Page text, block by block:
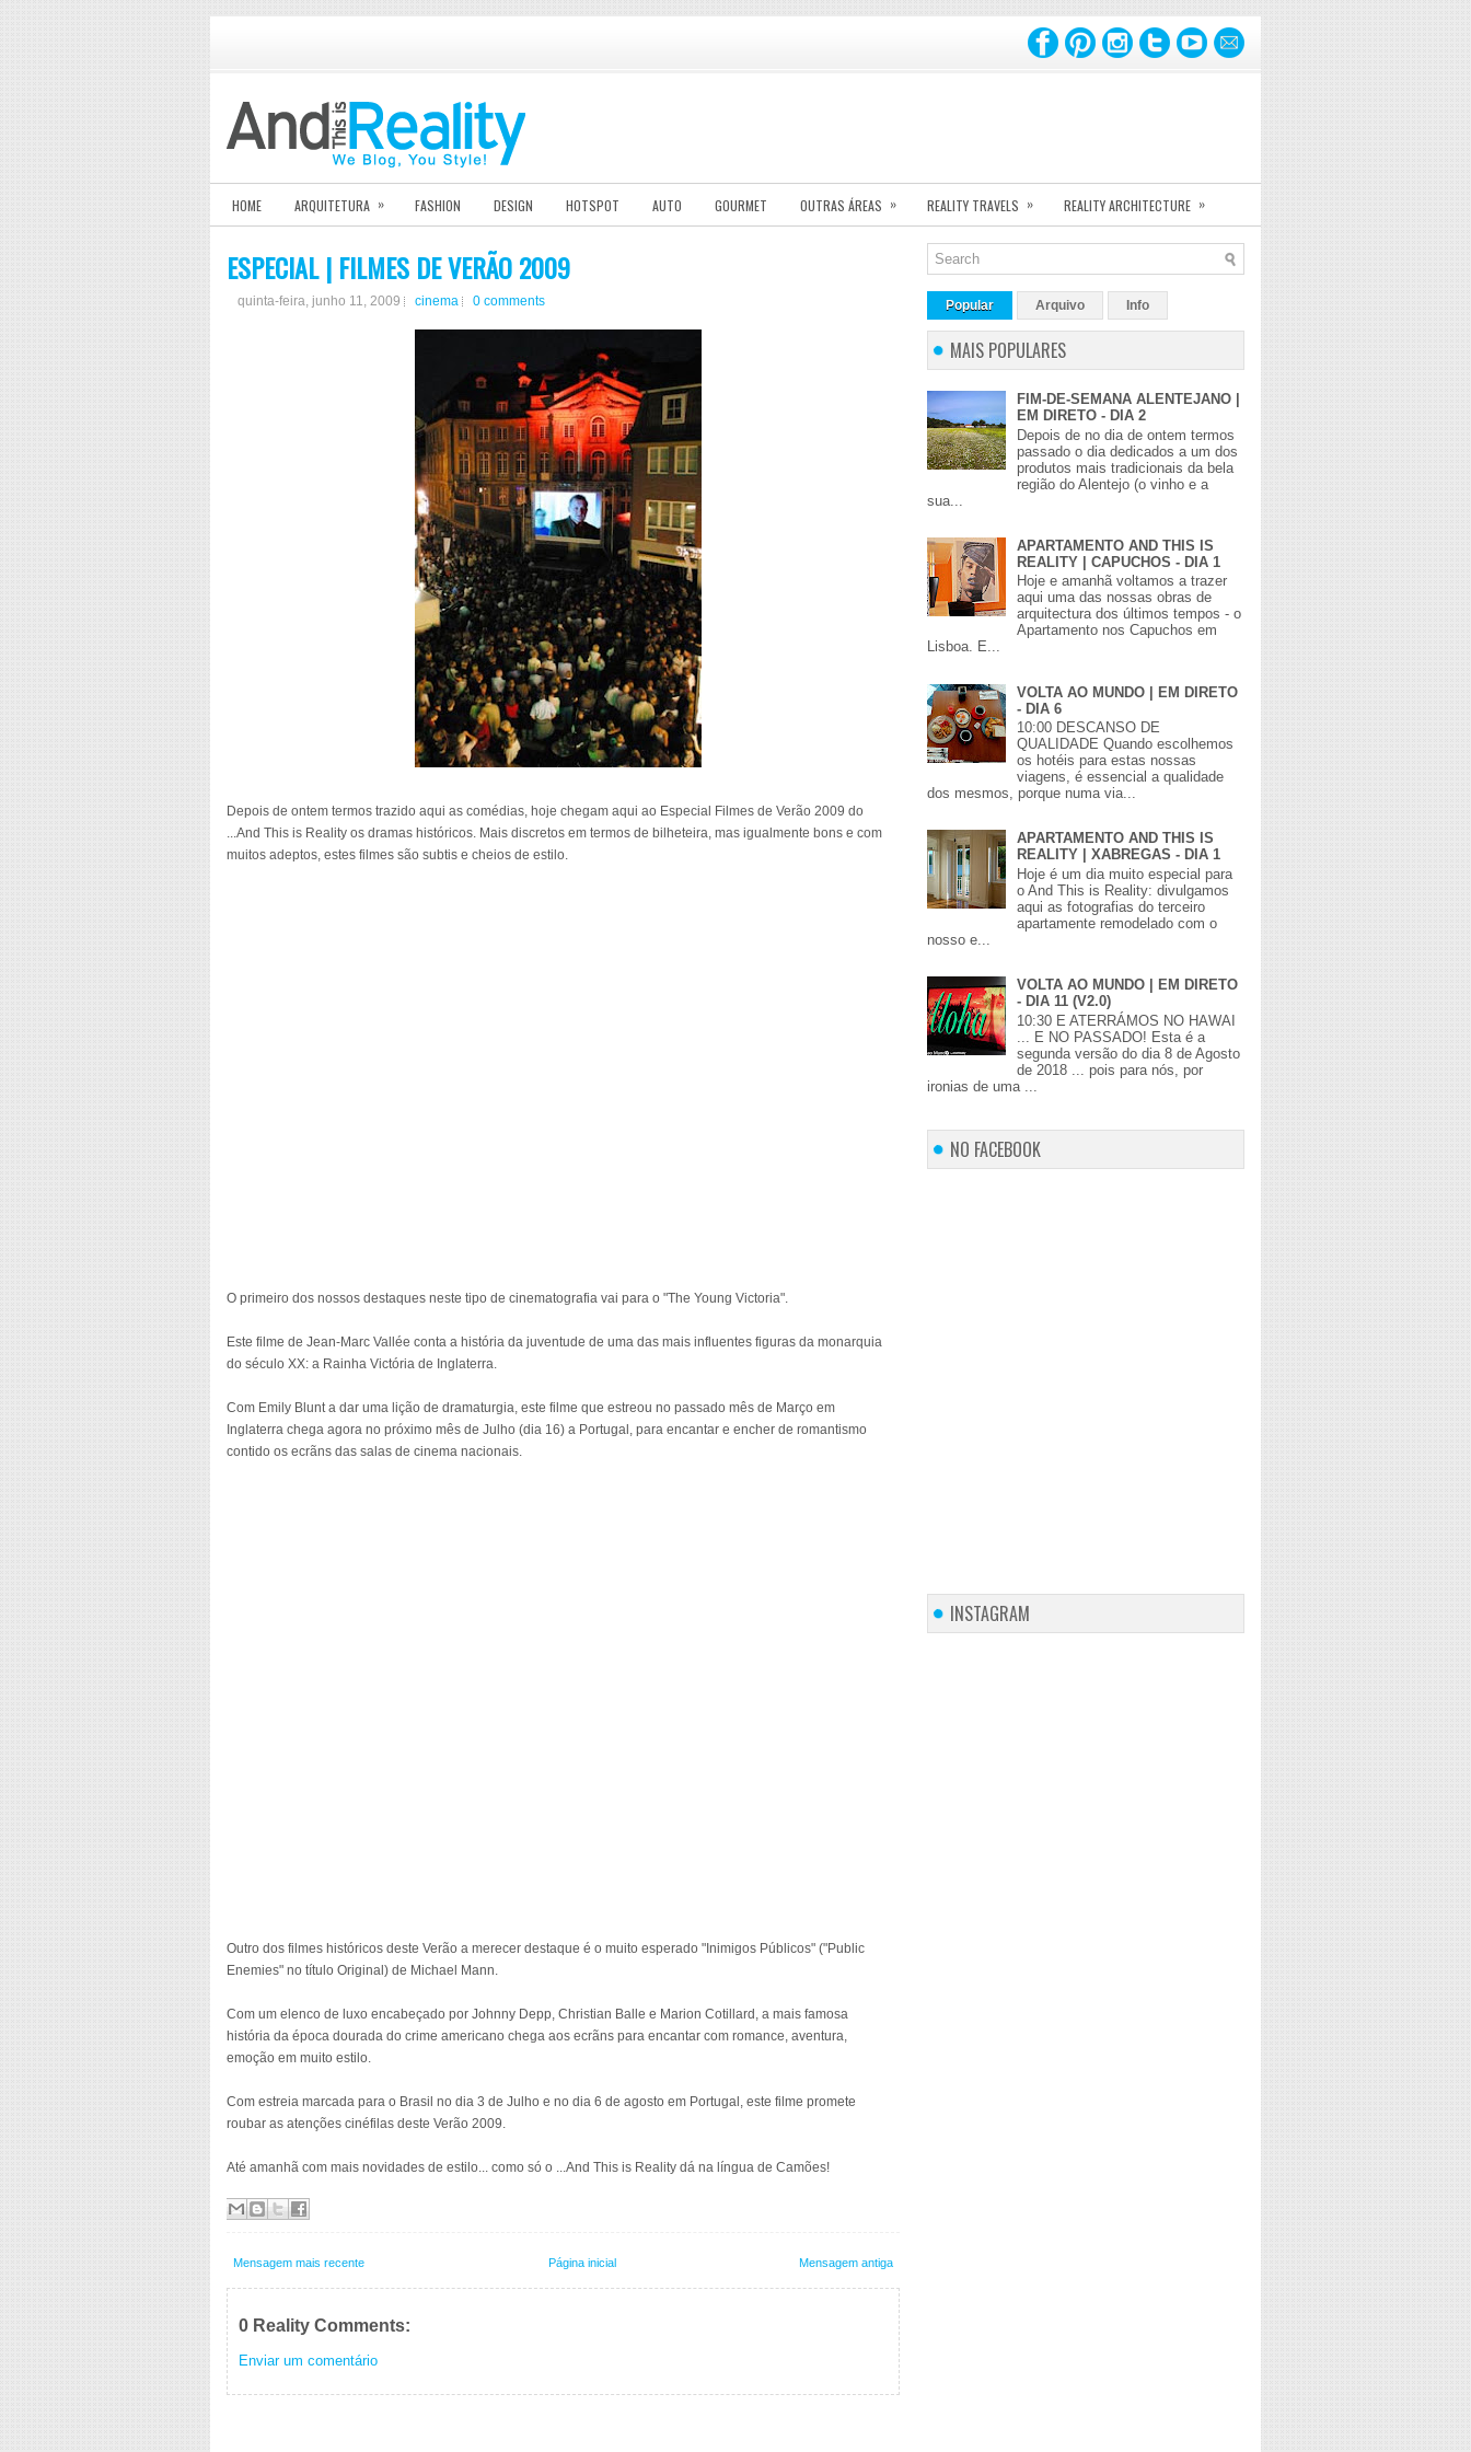
HOME ARQUITETURA » FASHION DESIGN HOTSPOT AUTO GOURMET OUTRAS ÁREAS » REALITY TRAVELS » REALITY ARCHITECTURE »
ESPECIAL | FILMES DE VERÃO 2009
quinta-feira, junho 11, 2009 cinema 0 comments
Depois de ontem termos trazido aqui as comédias, hoje chegam aqui ao Especial Filmes de Verão 2009 do
...And This is Reality os dramas históricos. Mais discretos em termos de bilheteira, mas igualmente bons e com
muitos adeptos, estes filmes são subtis e cheios de estilo.
O primeiro dos nossos destaques neste tipo de cinematografia vai para o "The Young Victoria".
Este filme de Jean-Marc Vallée conta a história da juventude de uma das mais influentes figuras da monarquia
do século XX: a Rainha Victória de Inglaterra.
Com Emily Blunt a dar uma lição de dramaturgia, este filme que estreou no passado mês de Março em
Inglaterra chega agora no próximo mês de Julho (dia 16) a Portugal, para encantar e encher de romantismo
contido os ecrãns das salas de cinema nacionais.
Outro dos filmes históricos deste Verão a merecer destaque é o muito esperado "Inimigos Públicos" ("Public
Enemies" no título Original) de Michael Mann.
Com um elenco de luxo encabeçado por Johnny Depp, Christian Balle e Marion Cotillard, a mais famosa
história da época dourada do crime americano chega aos ecrãns para encantar com romance, aventura,
emoção em muito estilo.
Com estreia marcada para o Brasil no dia 3 de Julho e no dia 6 de agosto em Portugal, este filme promete
roubar as atenções cinéfilas deste Verão 2009.
Até amanhã com mais novidades de estilo... como só o ...And This is Reality dá na língua de Camões!
Mensagem mais recente Mensagem antiga
Página inicial
0 Reality Comments:
Enviar um comentário
Popular Arquivo Info
MAIS POPULARES
FIM-DE-SEMANA ALENTEJANO |
EM DIRETO - DIA 2
Depois de no dia de ontem termos
passado o dia dedicados a um dos
produtos mais tradicionais da bela
região do Alentejo (o vinho e a
sua...
APARTAMENTO AND THIS IS
REALITY | CAPUCHOS - DIA 1
Hoje e amanhã voltamos a trazer
aqui uma das nossas obras de
arquitectura dos últimos tempos - o
Apartamento nos Capuchos em
Lisboa. E...
VOLTA AO MUNDO | EM DIRETO
- DIA 6
10:00 DESCANSO DE
QUALIDADE Quando escolhemos
os hotéis para estas nossas
viagens, é essencial a qualidade
dos mesmos, porque numa via...
APARTAMENTO AND THIS IS
REALITY | XABREGAS - DIA 1
Hoje é um dia muito especial para
o And This is Reality: divulgamos
aqui as fotografias do terceiro
apartamente remodelado com o
nosso e...
VOLTA AO MUNDO | EM DIRETO
- DIA 11 (V2.0)
10:30 E ATERRÁMOS NO HAWAI
... E NO PASSADO! Esta é a
segunda versão do dia 8 de Agosto
de 2018 ... pois para nós, por
ironias de uma ...
NO FACEBOOK
INSTAGRAM